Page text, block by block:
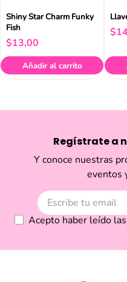
Shiny Star Charm Funky
Fish
$13,00
Añadir al carrito
$
Regístrate a
Y conoce nuestras
eventos
Acepto haber leído las